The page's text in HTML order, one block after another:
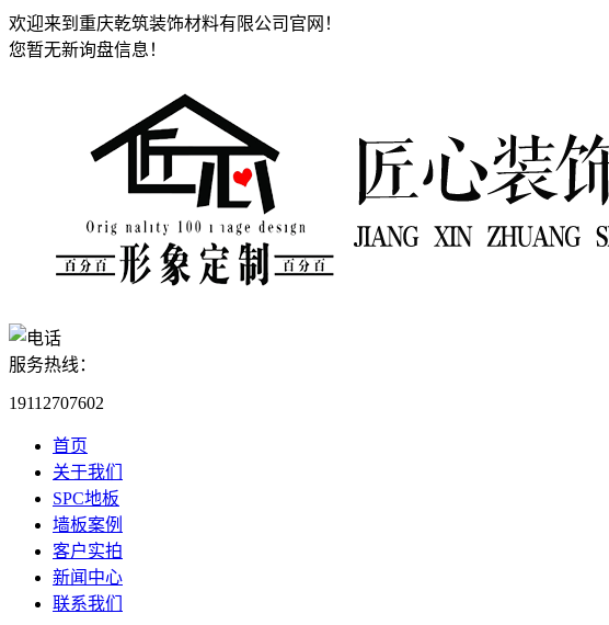
欢迎来到重庆乾筑装饰材料有限公司官网！
您暂无新询盘信息！
服务热线：
19112707602
首页
关于我们
SPC地板
墙板案例
客户实拍
新闻中心
联系我们